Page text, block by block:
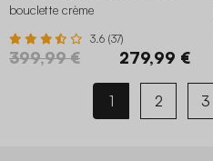
bouclette crème
3.6 (37)
399,99 € 279,99 €
1 2 3